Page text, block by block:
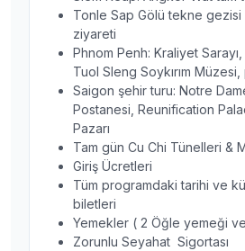
Tonle Sap Gölü tekne gezisi
ziyareti
Phnom Penh: Kraliyet
Tuol Sleng Soykırım
Saigon şehir turu: Notre
Postanesi, Reunification
Pazarı
Tam gün Cu Chi Tünelleri &
Giriş Ücretleri
Tüm programdaki tarihi ve
biletleri
Yemekler ( 2 Öğle yemeği
Zorunlu Seyahat Sigortası